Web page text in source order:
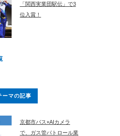
「関西実業団駅伝」で3
位入賞！
ーマの記事
京都市バス×AIカメラ
で、ガス管パトロール業